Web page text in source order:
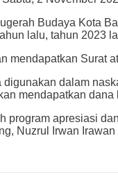
Budaya Kota
lalu, tahun 2023
mendapatkan Surat
dalam
mendapatkan
program apresiasi
Nuzrul Irwan